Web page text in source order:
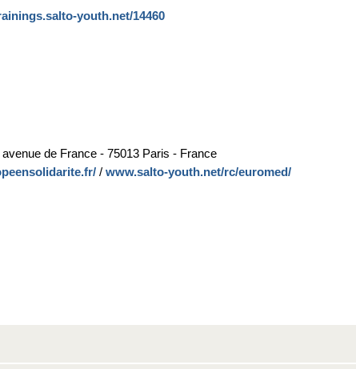
youth.net/14460
de France - 75013 Paris - France
/ www.salto-youth.net/rc/euromed/